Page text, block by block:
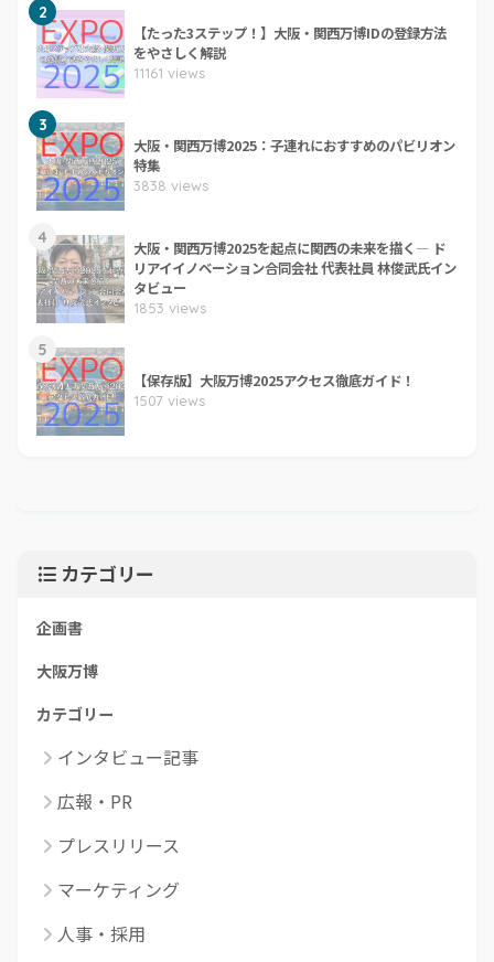
2
【たった3ステップ！】大阪・関西万博IDの登録方法
をやさしく解説
11161 views
3
大阪・関西万博2025：子連れにおすすめのパビリオン
特集
3838 views
4
大阪・関西万博2025を起点に関西の未来を描く― ド
リアイイノベーション合同会社 代表社員 林俊武氏イン
タビュー
1853 views
5
【保存版】大阪万博2025アクセス徹底ガイド！
1507 views
カテゴリー
企画書
大阪万博
カテゴリー
インタビュー記事
広報・PR
プレスリリース
マーケティング
人事・採用